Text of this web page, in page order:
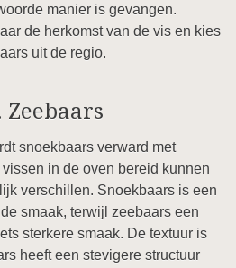
manier is gevangen.
de herkomst van de vis en kies
uit de regio.
Zeebaars
snoekbaars verward met
in de oven bereid kunnen
verschillen. Snoekbaars is een
smaak, terwijl zeebaars een
sterkere smaak. De textuur is
heeft een stevigere structuur